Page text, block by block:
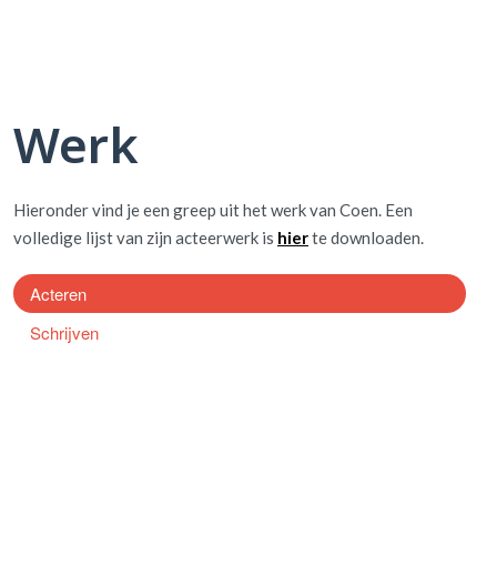
Werk
Hieronder vind je een greep uit het werk van Coen. Een
volledige lijst van zijn acteerwerk is hierte downloaden.
Acteren
Schrijven